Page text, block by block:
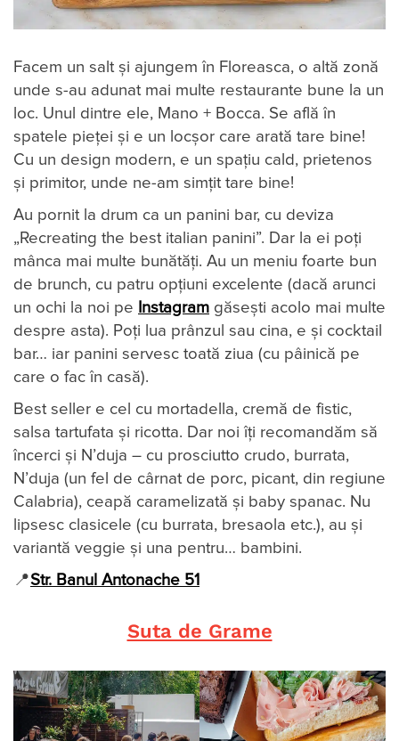
Facem un salt și ajungem în Floreasca, o altă zonă
unde s-au adunat mai multe restaurante bune la un
loc. Unul dintre ele, Mano + Bocca. Se află în
spatele pieței și e un locșor care arată tare bine!
Cu un design modern, e un spațiu cald, prietenos
și primitor, unde ne-am simțit tare bine!
Au pornit la drum ca un panini bar, cu deviza
„Recreating the best italian panini”. Dar la ei poți
mânca mai multe bunătăți. Au un meniu foarte bun
de brunch, cu patru opțiuni excelente (dacă arunci
un ochi la noi pe Instagram găsești acolo mai multe
despre asta). Poți lua prânzul sau cina, e și cocktail
bar… iar panini servesc toată ziua (cu pâinică pe
care o fac în casă).
Best seller e cel cu mortadella, cremă de fistic,
salsa tartufata și ricotta. Dar noi îți recomandăm să
încerci și N’duja – cu prosciutto crudo, burrata,
N’duja (un fel de cârnat de porc, picant, din regiune
Calabria), ceapă caramelizată și baby spanac. Nu
lipsesc clasicele (cu burrata, bresaola etc.), au și
variantă veggie și una pentru… bambini.
📍Str. Banul Antonache 51
Suta de Grame